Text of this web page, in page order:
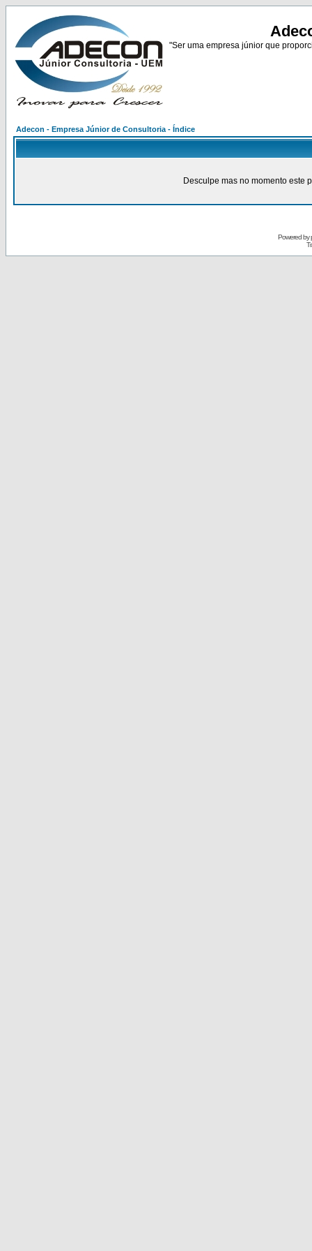
"Ser uma empresa júnior que
Adecon - Empresa Júnior de Consultoria - Índice
Desculpe mas no momento este
Powered by